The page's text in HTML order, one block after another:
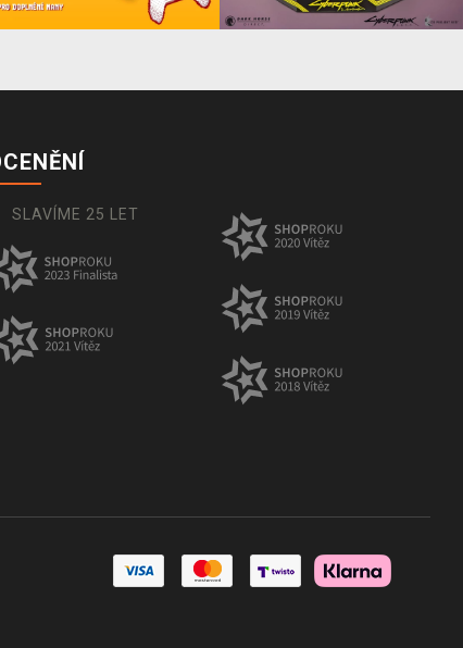
SLAVÍME 25 LET